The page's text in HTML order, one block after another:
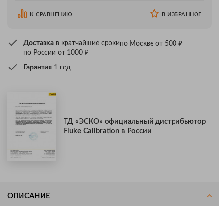
К СРАВНЕНИЮ В ИЗБРАННОЕ
Доставка в кратчайшие срокипо Москве от 500 ₽
по России от 1000 ₽
Гарантия 1 год
ТД «ЭСКО» официальный дистрибьютор
Fluke Calibration в России
ОПИСАНИЕ